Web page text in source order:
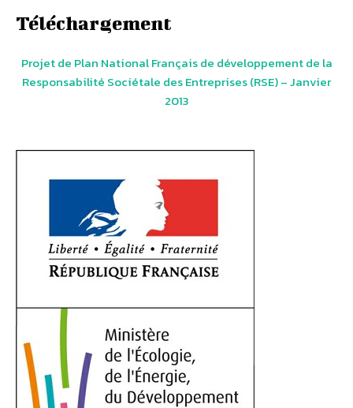
Téléchargement
Projet de Plan National Français de développement de la
Responsabilité Sociétale des Entreprises (RSE) – Janvier
2013